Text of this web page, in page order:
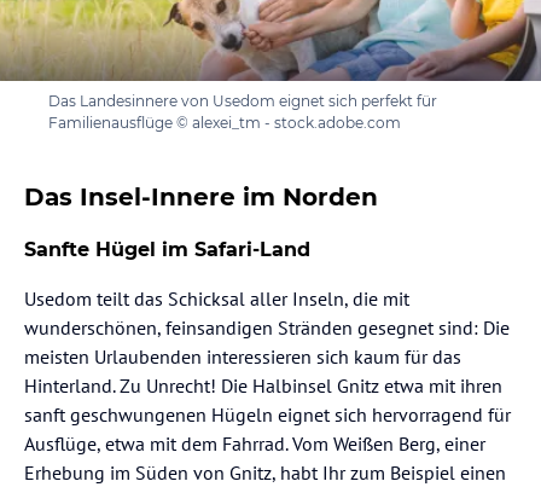
Das Landesinnere von Usedom eignet sich perfekt für
Familienausflüge © alexei_tm - stock.adobe.com
Das Insel-Innere im Norden
Sanfte Hügel im Safari-Land
Usedom teilt das Schicksal aller Inseln, die mit
wunderschönen, feinsandigen Stränden gesegnet sind: Die
meisten Urlaubenden interessieren sich kaum für das
Hinterland. Zu Unrecht! Die Halbinsel Gnitz etwa mit ihren
sanft geschwungenen Hügeln eignet sich hervorragend für
Ausflüge, etwa mit dem Fahrrad. Vom Weißen Berg, einer
Erhebung im Süden von Gnitz, habt Ihr zum Beispiel einen